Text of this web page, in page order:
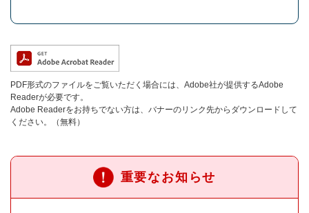
PDF形式のファイルをご覧いただく場合には、Adobe社が提供するAdobe
Readerが必要です。
Adobe Readerをお持ちでない方は、バナーのリンク先からダウンロードして
ください。（無料）
重要なお知らせ